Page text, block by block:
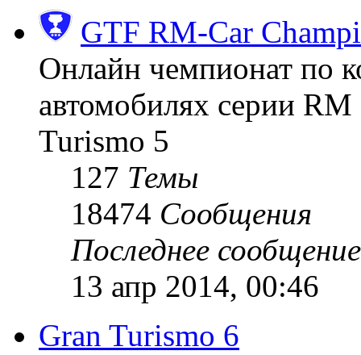
GTF RM-Car
Онлайн чемпионат по
автомобилях серии
Turismo 5
127 Темы
18474 Сообщения
Последнее сообщение
13 апр 2014, 00:46
Gran Turismo 6